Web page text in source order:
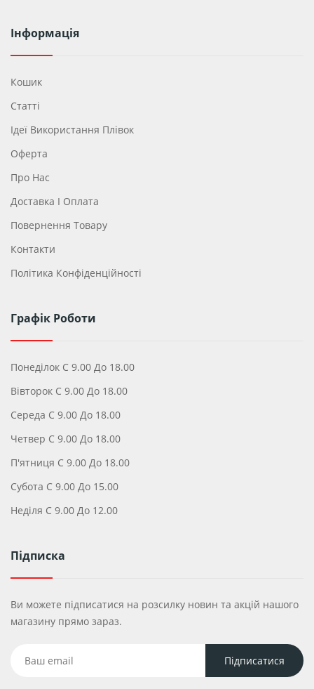
Інформація
Кошик
Статті
Ідеї ​​використання Плівок
Оферта
Про Нас
Доставка І Оплата
Повернення Товару
Контакти
Політика Конфіденційності
Графік Роботи
Понеділок С 9.00 До 18.00
Вівторок С 9.00 До 18.00
Середа С 9.00 До 18.00
Четвер С 9.00 До 18.00
П'ятниця С 9.00 До 18.00
Субота С 9.00 До 15.00
Неділя С 9.00 До 12.00
Підписка
Ви можете підписатися на розсилку новин та акцій нашого
магазину прямо зараз.